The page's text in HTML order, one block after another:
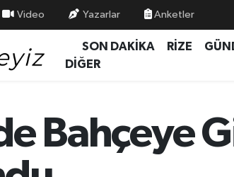
Video Yazarlar Anketler
SON DAKİKA RİZE
DİĞER
Bahçeye
Fikstür